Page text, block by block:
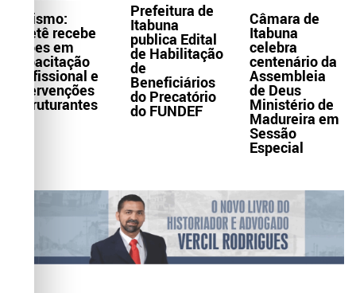
Turismo:
Itaetê recebe
ações em
capacitação
profissional e
intervenções
estruturantes
Prefeitura de
Itabuna
publica Edital
de Habilitação
de
Beneficiários
do Precatório
do FUNDEF
Câmara de
Itabuna
celebra
centenário da
Assembleia
de Deus
Ministério de
Madureira em
Sessão
Especial